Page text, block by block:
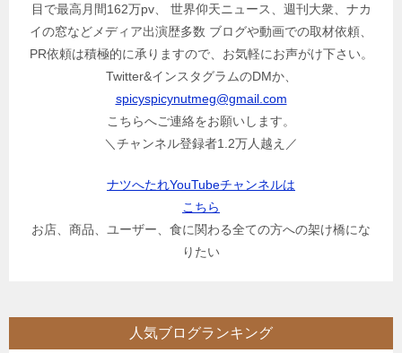
目で最高月間162万pv、 世界仰天ニュース、週刊大衆、ナカ
イの窓などメディア出演歴多数 ブログや動画での取材依頼、
PR依頼は積極的に承りますので、お気軽にお声がけ下さい。
Twitter&インスタグラムのDMか、
spicyspicynutmeg@gmail.com
こちらへご連絡をお願いします。
＼チャンネル登録者1.2万人越え／
ナツへたれYouTubeチャンネルは
こちら
お店、商品、ユーザー、食に関わる全ての方への架け橋にな
りたい
人気ブログランキング